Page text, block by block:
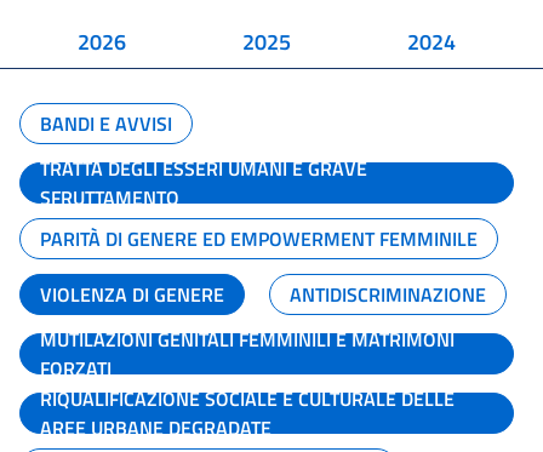
2026 2025 2024
BANDI E AVVISI
TRATTA DEGLI ESSERI UMANI E GRAVE
SFRUTTAMENTO
PARITÀ DI GENERE ED EMPOWERMENT FEMMINILE
VIOLENZA DI GENERE
ANTIDISCRIMINAZIONE
MUTILAZIONI GENITALI FEMMINILI E MATRIMONI
FORZATI
RIQUALIFICAZIONE SOCIALE E CULTURALE DELLE
AREE URBANE DEGRADATE